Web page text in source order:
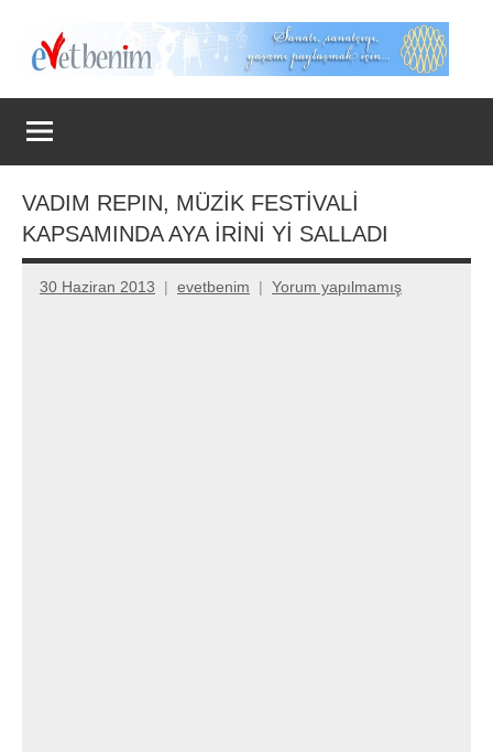
Evet
Benim
VADIM REPIN, MÜZİK FESTİVALİ
KAPSAMINDA AYA İRİNİ Yİ SALLADI
30 Haziran 2013 evetbenim Yorum yapılmamış